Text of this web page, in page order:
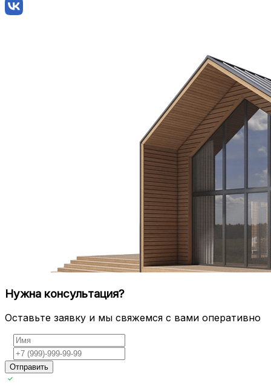
Нужна консультация?
Оставьте заявку и мы свяжемся с вами оперативно
Отправить